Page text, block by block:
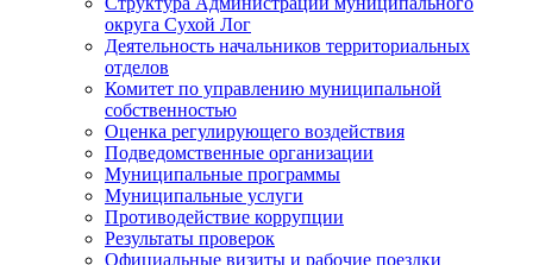
округа Сухой Лог
Деятельность начальников территориальных
отделов
Комитет по управлению муниципальной
собственностью
Оценка регулирующего воздействия
Подведомственные организации
Муниципальные программы
Муниципальные услуги
Противодействие коррупции
Результаты проверок
Официальные визиты и рабочие поездки